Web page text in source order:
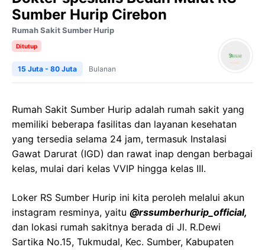
Sumber Hurip Cirebon
Rumah Sakit Sumber Hurip
Ditutup
15 Juta - 80 Juta Bulanan
Rumah Sakit Sumber Hurip adalah rumah sakit yang
memiliki beberapa fasilitas dan layanan kesehatan
yang tersedia selama 24 jam, termasuk Instalasi
Gawat Darurat (IGD) dan rawat inap dengan berbagai
kelas, mulai dari kelas VVIP hingga kelas III.
Loker RS Sumber Hurip ini kita peroleh melalui akun
instagram resminya, yaitu @rssumberhurip_official,
dan lokasi rumah sakitnya berada di Jl. R.Dewi
Sartika No.15, Tukmudal, Kec. Sumber, Kabupaten